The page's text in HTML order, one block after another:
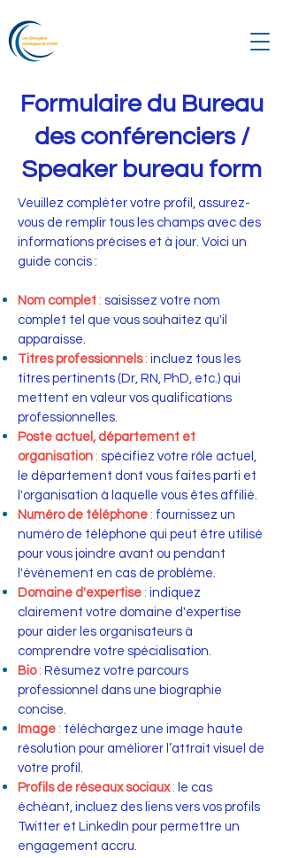
Formulaire du Bureau
des conférenciers /
Speaker bureau form
Veuillez compléter votre profil, assurez-
vous de remplir tous les champs avec des
informations précises et à jour. Voici un
guide concis :
Nom complet : saisissez votre nom
complet tel que vous souhaitez qu'il
apparaisse.
Titres professionnels: incluez tous les
titres pertinents (Dr, RN, PhD, etc.) qui
mettent en valeur vos qualifications
professionnelles.
Poste actuel, département et
organisation : spécifiez votre rôle actuel,
le département dont vous faites parti et
l'organisation à laquelle vous êtes affilié.
Numéro de téléphone : fournissez un
numéro de téléphone qui peut être utilisé
pour vous joindre avant ou pendant
l'événement en cas de problème.
Domaine d'expertise : indiquez
clairement votre domaine d'expertise
pour aider les organisateurs à
comprendre votre spécialisation.
Bio: Résumez votre parcours
professionnel dans une biographie
concise.
Image : téléchargez une image haute
résolution pour améliorer l’attrait visuel de
votre profil.
Profils de réseaux sociaux: le cas
échéant, incluez des liens vers vos profils
Twitter et LinkedIn pour permettre un
engagement accru.